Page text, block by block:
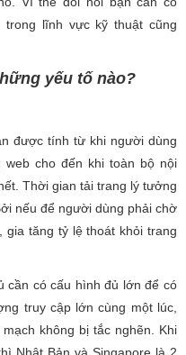
trong lĩnh vực kỹ thuật cũng
yếu tố nào?
được tính từ khi người dùng
web cho đến khi toàn bộ nội
Thời gian tải trang lý tưởng
nếu để người dùng phải chờ
gia tăng tỷ lệ thoát khỏi trang
cần có cấu hình đủ lớn để có
truy cập lớn cùng một lúc,
không bị tắc nghẽn. Khi
Nhật Bản và Singapore là 2